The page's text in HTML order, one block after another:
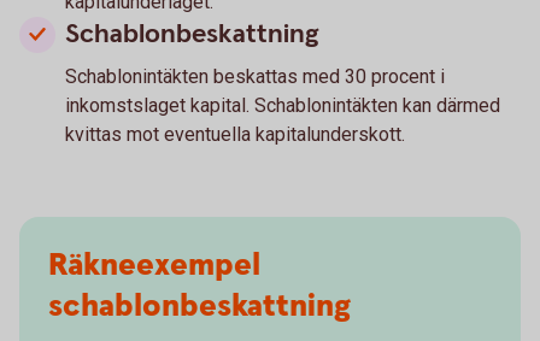
Schablonbeskattning
Schablonintäkten beskattas med 30 procent i
inkomstslaget kapital. Schablonintäkten kan därmed
kvittas mot eventuella kapitalunderskott.
Räkneexempel
schablonbeskattning